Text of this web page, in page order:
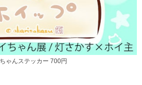
ゃんステッカー 700円